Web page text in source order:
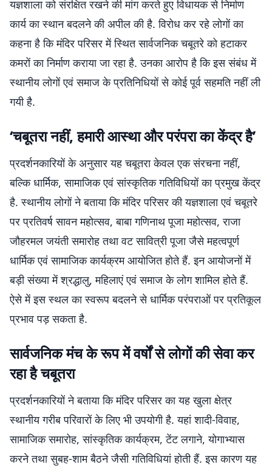
यज्ञशाला को संरक्षित रखने की मांग करते हुए विधायक से निर्माण
कार्य का स्थान बदलने की अपील की है. विरोध कर रहे लोगों का
कहना है कि मंदिर परिसर में स्थित सार्वजनिक चबूतरे को हटाकर
कमरों का निर्माण कराया जा रहा है. उनका आरोप है कि इस संबंध में
स्थानीय लोगों एवं समाज के प्रतिनिधियों से कोई पूर्व सहमति नहीं ली
गयी है.
‘चबूतरा नहीं, हमारी आस्था और परंपरा का केंद्र है’
प्रदर्शनकारियों के अनुसार यह चबूतरा केवल एक संरचना नहीं,
बल्कि धार्मिक, सामाजिक एवं सांस्कृतिक गतिविधियों का प्रमुख केंद्र
है. स्थानीय लोगों ने बताया कि मंदिर परिसर की यज्ञशाला एवं चबूतरे
पर प्रतिवर्ष सावन महोत्सव, बाबा गणिनाथ पूजा महोत्सव, राजा
जौहरमल जयंती समारोह तथा वट सावित्री पूजा जैसे महत्वपूर्ण
धार्मिक एवं सामाजिक कार्यक्रम आयोजित होते हैं. इन आयोजनों में
बड़ी संख्या में श्रद्धालु, महिलाएं एवं समाज के लोग शामिल होते हैं.
ऐसे में इस स्थल का स्वरूप बदलने से धार्मिक परंपराओं पर प्रतिकूल
प्रभाव पड़ सकता है.
सार्वजनिक मंच के रूप में वर्षों से लोगों की सेवा कर
रहा है चबूतरा
प्रदर्शनकारियों ने बताया कि मंदिर परिसर का यह खुला क्षेत्र
स्थानीय गरीब परिवारों के लिए भी उपयोगी है. यहां शादी-विवाह,
सामाजिक समारोह, सांस्कृतिक कार्यक्रम, टेंट लगाने, योगाभ्यास
करने तथा सुबह-शाम बैठने जैसी गतिविधियां होती हैं. इस कारण यह